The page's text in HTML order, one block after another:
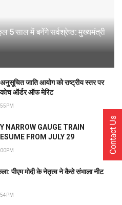
5 साल में बनेंगे सर्वश्रेष्ठ: मुख्यमंत्री
जाति आयोग को राष्ट्रीय स्तर पर
ऑर्डर ऑफ मेरिट
NARROW GAUGE TRAIN
FROM JULY 29
पीएम मोदी के नेतृत्व ने कैसे संभाला नीट
Contact Us